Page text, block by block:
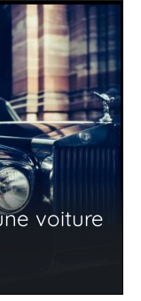
voiture